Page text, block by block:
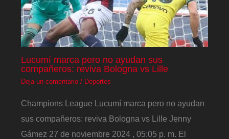
Lucumí marca pero no ayudan sus
compañeros: reviva Bologna vs Lille
Deja un comentario / Deportes
Champions League Lucumí marca pero no ayudan
sus compañeros: reviva Bologna vs Lille Jenny
Gámez 27 de noviembre 2024 , 05:05 p. m. El